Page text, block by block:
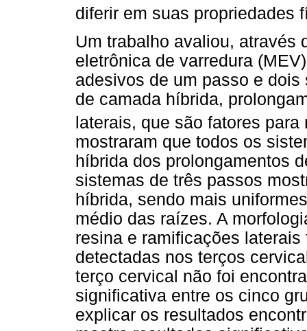
diferir em suas propriedades
Um trabalho avaliou, através
eletrônica de varredura
adesivos de um passo e
de camada híbrida,
laterais, que são fatores
mostraram que todos os
híbrida dos prolongamentos
sistemas de três passos
híbrida, sendo mais
médio das raízes. A
resina e ramificações
detectadas nos terços
terço cervical não foi
significativa entre os cinco
explicar os resultados